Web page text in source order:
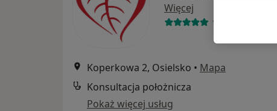
Więcej
1453 opinie
Koperkowa 2, Osielsko • Mapa
Konsultacja położnicza
Pokaż więcej usług